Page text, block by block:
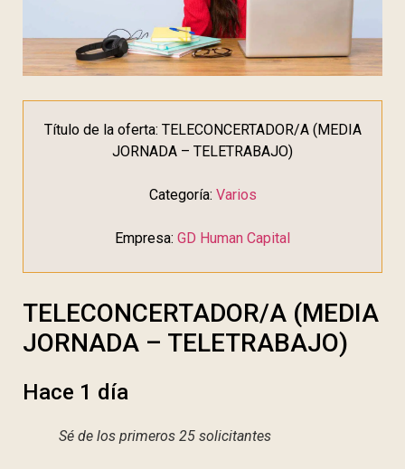
Título de la oferta: TELECONCERTADOR/A (MEDIA
JORNADA – TELETRABAJO)
Categoría: Varios
Empresa: GD Human Capital
TELECONCERTADOR/A (MEDIA
JORNADA – TELETRABAJO)
Hace 1 día
Sé de los primeros 25 solicitantes